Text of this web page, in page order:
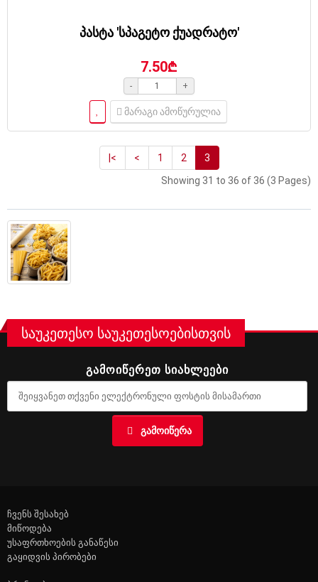
პასტა 'სპაგეტო ქუადრატო'
7.50₾
- +
მარაგი ამოწურულია
|< < 1 2
3
Showing 31 to 36 of 36 (3 Pages)
საუკეთესო საუკეთესოებისთვის
ᲒᲐᲛᲝᲘᲬᲔᲠᲔᲗ ᲡᲘᲐᲮᲚᲔᲔᲑᲘ
ᲒᲐᲛᲝᲘᲬᲔᲠᲐ
ჩვენს შესახებ
მიწოდება
უსაფრთხოების განაწესი
გაყიდვის პირობები